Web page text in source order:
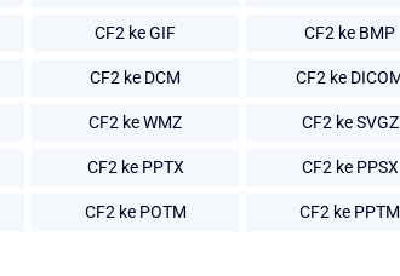
CF2 ke GIF CF2 ke BMP
CF2 ke DCM CF2 ke
CF2 ke WMZ CF2 ke SVGZ
CF2 ke PPTX CF2 ke PPSX
CF2 ke POTM CF2 ke PPTM